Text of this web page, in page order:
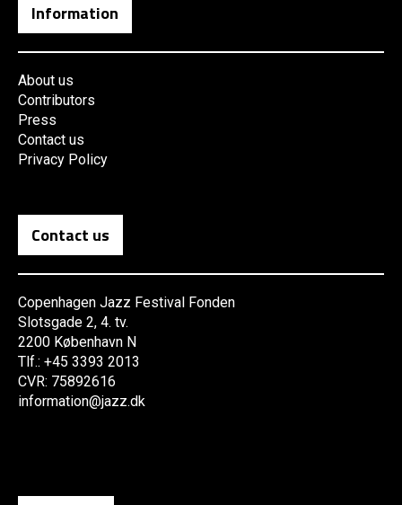
Information
About us
Contributors
Press
Contact us
Privacy Policy
Contact us
Copenhagen Jazz Festival Fonden
Slotsgade 2, 4. tv.
2200 København N
Tlf.: +45 3393 2013
CVR: 75892616
information@jazz.dk